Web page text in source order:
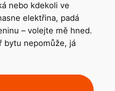
nebo kdekoli ve
elektřina, padá
– volejte mě hned.
bytu nepomůže, já